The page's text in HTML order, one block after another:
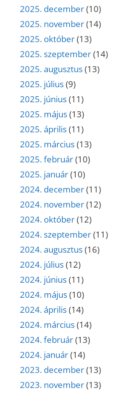
2025. december(10)
2025. november(14)
2025. október(13)
2025. szeptember(14)
2025. augusztus(13)
2025. július(9)
2025. június(11)
2025. május(13)
2025. április(11)
2025. március(13)
2025. február(10)
2025. január(10)
2024. december(11)
2024. november(12)
2024. október(12)
2024. szeptember(11)
2024. augusztus(16)
2024. július(12)
2024. június(11)
2024. május(10)
2024. április(14)
2024. március(14)
2024. február(13)
2024. január(14)
2023. december(13)
2023. november(13)